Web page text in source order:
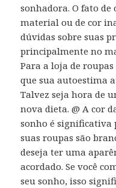
sonhadora. O fato de
material ou de cor
dúvidas sobre suas
principalmente no
Para a loja de
que sua autoestima
Talvez seja hora de
nova dieta. @ A cor
sonho é significativa
suas roupas são
deseja ter uma
acordado. Se você
seu sonho, isso